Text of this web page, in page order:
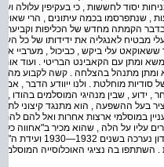
יסוד לחששות , כי בעקיפין עלולה
, שנתפרסמו בכמה עיתונים , הרי
הקמתה מחדש של הכליפות וקביעת
מבטיח לאנגליה את ידידותו של כל
ששאוקאט עלי ביקש , כביכול , מערביי
ומתן עם הקאבינט הבריטי . ועוד
ומתן מתנהל בהצלחה . קשה לקבוע מה
של סודיות מוחלטת . ולנו ייוודע הדבר ,
, ידוע , שבין מנהיגי המוסלמים בהודו
בעל ההשפעה , הוא מתנגד קיצוני
במוסלמי ארצות אחרות ואל להם
עליו על הלה , שהוא מכיר ב"אחווה
דת מוחמד 1
. השתתפו בה נציגי האוכלוסייה